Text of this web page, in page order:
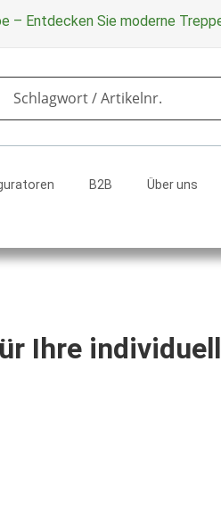
– Entdecken Sie moderne
B2B Über uns
Ihre